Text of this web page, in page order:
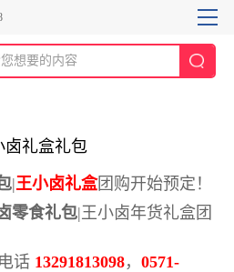
卤礼盒礼包
|王小卤礼盒团购开始预定！
零食礼包|王小卤年货礼盒团
话 13291813098， 0571-